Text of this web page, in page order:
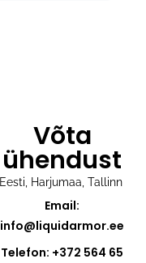
Võta
ühendust
Eesti, Harjumaa, Tallinn
Email:
info@liquidarmor.ee
Telefon: +372 564 65